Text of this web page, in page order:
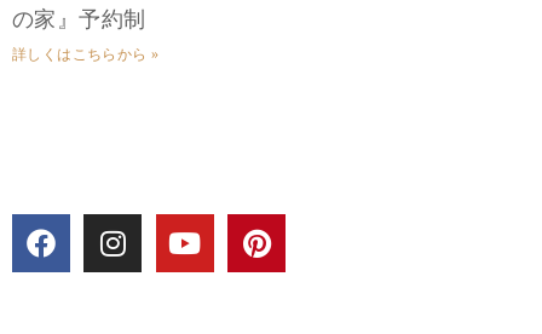
の家』予約制
詳しくはこちらから »